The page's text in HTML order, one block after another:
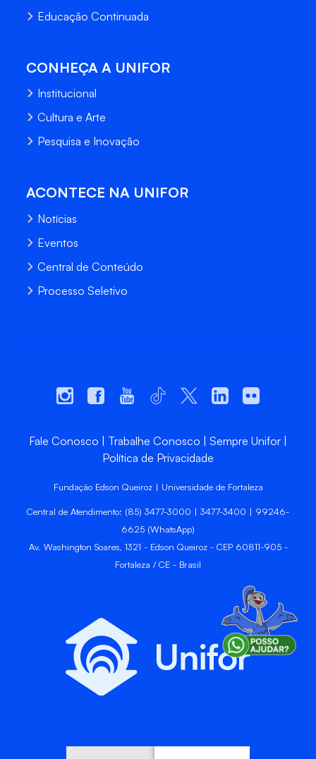
Educação Continuada
CONHEÇA A UNIFOR
Institucional
Cultura e Arte
Pesquisa e Inovação
ACONTECE NA UNIFOR
Notícias
Eventos
Central de Conteúdo
Processo Seletivo
Fale Conosco Trabalhe Conosco
Sempre Unifor
Política de Privacidade
Fundação Edson Queiroz | Universidade de Fortaleza
Central de Atendimento: (85) 3477-3000 | 3477-3400 | 99246-
6625 (WhatsApp)
Av. Washington Soares, 1321 - Edson Queiroz - CEP 60811-905 -
Fortaleza / CE - Brasil